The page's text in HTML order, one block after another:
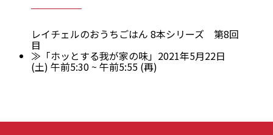
レイチェルのおうちごはん 8本シリーズ 第8回
目
≫「ホッとする我が家の味」2021年5月22日
(土) 午前5:30 ~ 午前5:55 (再)